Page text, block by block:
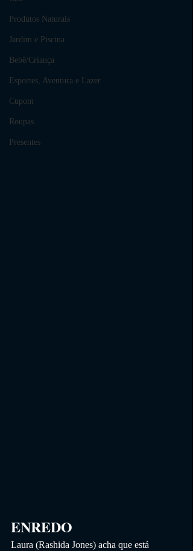
Produtos Naturais
Jardim e Piscina
Bebê/Criança
Esportes, Aventura e Lazer
Cupom
Roupas
Presentes
ENREDO
Laura (Rashida Jones) acha que está